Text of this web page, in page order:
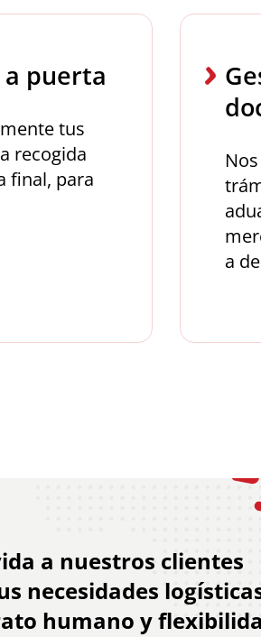
puerta
tus
recogida
final, para
a
a nuestros clientes
necesidades
humano y